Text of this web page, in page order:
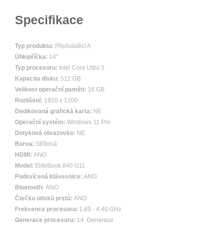
Specifikace
Typ produktu: Předváděcí A
Úhlopříčka: 14"
Typ procesoru: Intel Core Ultra 5
Kapacita disku: 512 GB
Velikost operační paměti: 16 GB
Rozlišení: 1920 x 1200
Dedikovaná grafická karta: NE
Operační systém: Windows 11 Pro
Dotyková obrazovka: NE
Barva: Stříbrná
HDMI: ANO
Model: EliteBook 840 G11
Podsvícená klávesnice: ANO
Bluetooth: ANO
Čtečka otisků prstů: ANO
Frekvence procesoru: 1,60 - 4,40 GHz
Generace procesoru: 14. Generace